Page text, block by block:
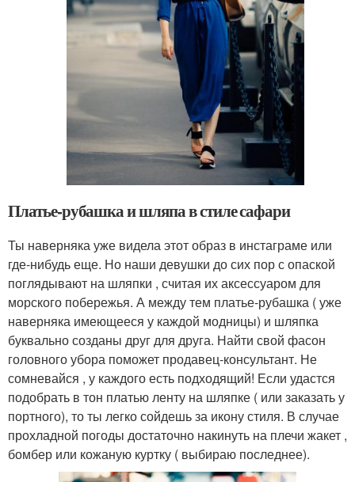
Платье-рубашка и шляпа в стиле сафари
Ты наверняка уже видела этот образ в инстаграме или
где-нибудь еще. Но наши девушки до сих пор с опаской
поглядывают на шляпки , считая их аксессуаром для
морского побережья. А между тем платье-рубашка ( уже
наверняка имеющееся у каждой модницы) и шляпка
буквально созданы друг для друга. Найти свой фасон
головного убора поможет продавец-консультант. Не
сомневайся , у каждого есть подходящий! Если удастся
подобрать в тон платью ленту на шляпке ( или заказать у
портного), то ты легко сойдешь за икону стиля. В случае
прохладной погоды достаточно накинуть на плечи жакет ,
бомбер или кожаную куртку ( выбираю последнее).